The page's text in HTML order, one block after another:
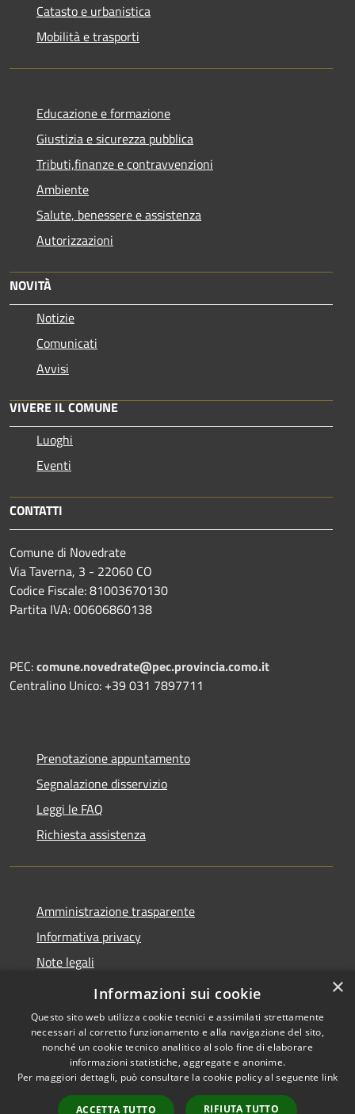
Catasto e urbanistica
Mobilità e trasporti
Educazione e formazione
Giustizia e sicurezza pubblica
Tributi,finanze e contravvenzioni
Ambiente
Salute, benessere e assistenza
Autorizzazioni
NOVITÀ
Notizie
Comunicati
Avvisi
VIVERE IL COMUNE
Luoghi
Eventi
CONTATTI
Comune di Novedrate
Via Taverna, 3 - 22060 CO
Codice Fiscale: 81003670130
Partita IVA: 00606860138
PEC:comune.novedrate@pec.provincia.como.it
Centralino Unico: +39 031 7897711
Prenotazione appuntamento
Segnalazione disservizio
Leggi le FAQ
Richiesta assistenza
Amministrazione trasparente
Informativa privacy
Note legali
Dichiarazione di accessibilità
Accessibilità
Copyright © 2026 • Comune di
Novedrate • Powered by
Municipium• Accesso
×
Informazioni sui cookie
Questo sito web utilizza cookie tecnici e assimilati strettamente
necessari al corretto funzionamento e alla navigazione del sito,
nonché un cookie tecnico analitico al solo fine di elaborare
informazioni statistiche, aggregate e anonime.
Per maggiori dettagli, può consultare la cookie policy al seguente link
ACCETTA TUTTO RIFIUTA TUTTO